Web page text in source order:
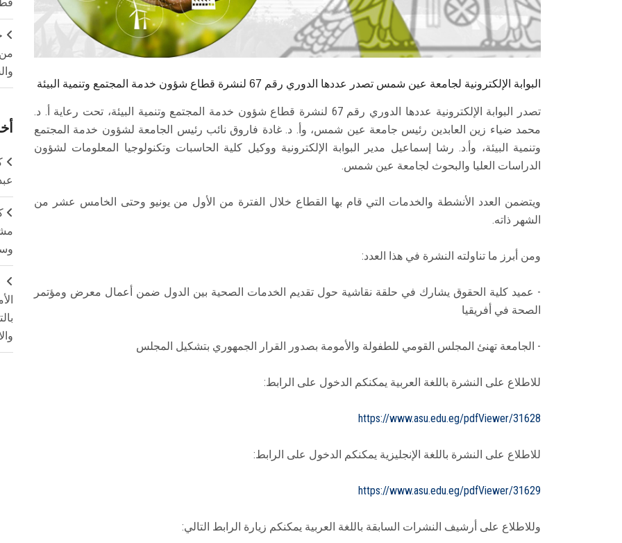
البوابة الإلكترونية لجامعة عين شمس تصدر عددها الدوري رقم 67 لنشرة قطاع شؤون خدمة المجتمع وتنمية البيئة
تصدر البوابة الإلكترونية عددها الدوري رقم 67 لنشرة قطاع شؤون خدمة ‏المجتمع وتنمية البيئة، تحت رعاية أ. د.
محمد ضياء زين العابدين رئيس جامعة عين شمس، وأ. د. غادة فاروق نائب رئيس الجامعة لشؤون خدمة المجتمع
وتنمية البيئة، وأ.د. رشا إسماعيل مدير البوابة الإلكترونية ووكيل كلية الحاسبات وتكنولوجيا المعلومات لشؤون
الدراسات العليا والبحوث لجامعة عين شمس.
ويتضمن العدد الأنشطة والخدمات التي قام بها القطاع خلال الفترة من الأول من يونيو وحتى الخامس عشر من
الشهر ذاته.
ومن أبرز ما تناولته النشرة في هذا العدد:
- عميد كلية الحقوق يشارك في حلقة نقاشية حول تقديم الخدمات الصحية بين الدول ضمن أعمال معرض ومؤتمر
الصحة في أفريقيا
- الجامعة تهنئ المجلس القومي للطفولة والأمومة بصدور القرار الجمهوري بتشكيل المجلس
للاطلاع على النشرة باللغة العربية يمكنكم الدخول على الرابط:
https://www.asu.edu.eg/pdfViewer/31628
للاطلاع على النشرة باللغة الإنجليزية يمكنكم الدخول على الرابط:
https://www.asu.edu.eg/pdfViewer/31629
وللاطلاع على أرشيف النشرات السابقة باللغة العربية يمكنكم زيارة الرابط التالي: